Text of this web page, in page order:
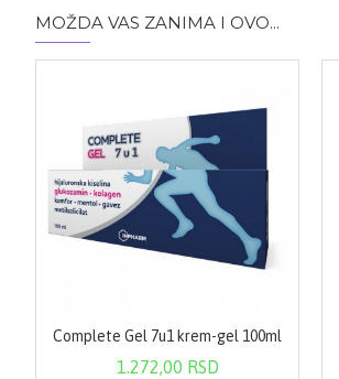
MOŽDA VAS ZANIMA I OVO...
Complete Gel 7u1 krem-gel 100ml
1.272,00 RSD